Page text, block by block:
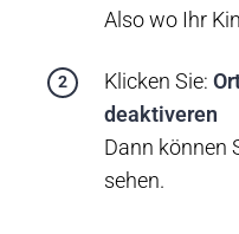
Also wo Ihr
Klicken Sie:
deaktiveren
Dann können
sehen.